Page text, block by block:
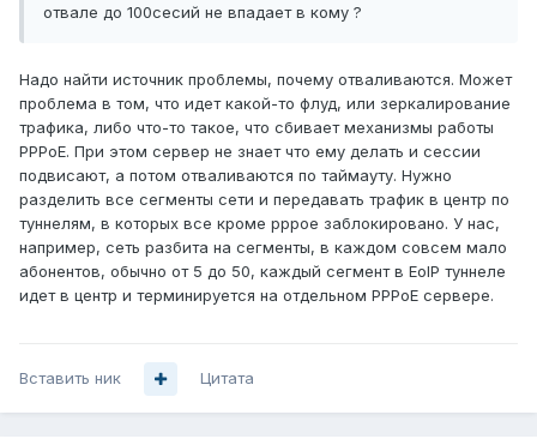
отвале до 100сесий не впадает в кому ?
Надо найти источник проблемы, почему отваливаются. Может
проблема в том, что идет какой-то флуд, или зеркалирование
трафика, либо что-то такое, что сбивает механизмы работы
PPPoE. При этом сервер не знает что ему делать и сессии
подвисают, а потом отваливаются по таймауту. Нужно
разделить все сегменты сети и передавать трафик в центр по
туннелям, в которых все кроме pppoe заблокировано. У нас,
например, сеть разбита на сегменты, в каждом совсем мало
абонентов, обычно от 5 до 50, каждый сегмент в EoIP туннеле
идет в центр и терминируется на отдельном PPPoE сервере.
Вставить ник Цитата